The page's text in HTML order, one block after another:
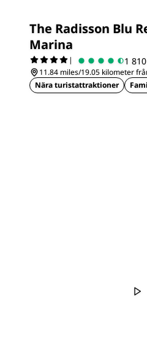
The Radisson Blu
Marina
| 1
11.84 miles/19.05 kilometer
Nära turistattraktioner